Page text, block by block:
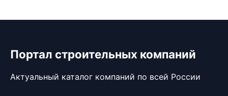
Портал строительных компаний
Актуальный каталог компаний по всей России